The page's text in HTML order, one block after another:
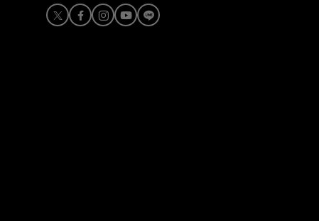
X Facebook
Instagram
Youtube